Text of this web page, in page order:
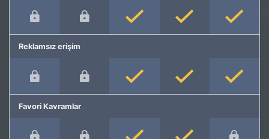
Reklamsız erişim
Favori Kavramlar